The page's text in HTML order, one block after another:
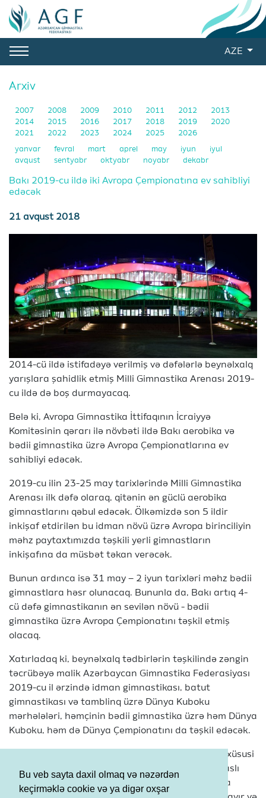
Bu veb sayta daxil olmaq və nəzərdən
keçirməklə cookie və ya digər oxşar
AZE
Arxiv
2007 2008 2009 2010 2011 2012
2013
2014
2015 2016 2017 2018 2019
2020
2021
2022 2023 2024 2025 2026
yanvar fevral mart aprel may iyun
iyul
avqust
sentyabr oktyabr noyabr dekabr
Bakı 2019-cu ildə iki Avropa Çempionatına ev sahibliyi
edəcək
21 avqust 2018
2014-cü ildə istifadəyə verilmiş və dəfələrlə beynəlxalq
yarışlara şahidlik etmiş Milli Gimnastika Arenası 2019-
cu ildə də boş durmayacaq.
Belə ki, Avropa Gimnastika İttifaqının İcraiyyə
Komitəsinin qərarı ilə növbəti ildə Bakı aerobika və
bədii gimnastika üzrə Avropa Çempionatlarına ev
sahibliyi edəcək.
2019-cu ilin 23-25 may tarixlərində Milli Gimnastika
Arenası ilk dəfə olaraq, qitənin ən güclü aerobika
gimnastlarını qəbul edəcək. Ölkəmizdə son 5 ildir
inkişaf etdirilən bu idman növü üzrə Avropa birinciliyin
məhz paytaxtımızda təşkili yerli gimnastların
inkişafına da müsbət təkan verəcək.
Bunun ardınca isə 31 may – 2 iyun tarixləri məhz bədii
gimnastlara həsr olunacaq. Bununla da, Bakı artıq 4-
cü dəfə gimnastikanın ən sevilən növü - bədii
gimnastika üzrə Avropa Çempionatını təşkil etmiş
olacaq.
Xatırladaq ki, beynəlxalq tədbirlərin təşkilində zəngin
təcrübəyə malik Azərbaycan Gimnastika Federasiyası
2019-cu il ərzində idman gimnastikası, batut
gimnastikası və tamblinq üzrə Dünya Kuboku
mərhələləri, həmçinin bədii gimnastika üzrə həm Dünya
Kuboku, həm də Dünya Çempionatını da təşkil edəcək.
Qeyd etməyə dəyər ki, ölkədə idmana göstərilən xüsusi
diqqət və qayğının təzahürü kimi, bu gün irimiqiyaslı
beynəlxalq gimnastika yarışlarının Azərbaycanda